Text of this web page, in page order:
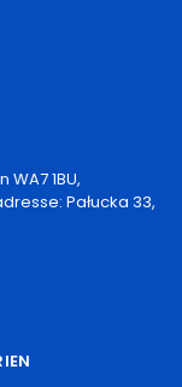
1BU,
Pałucka 33,